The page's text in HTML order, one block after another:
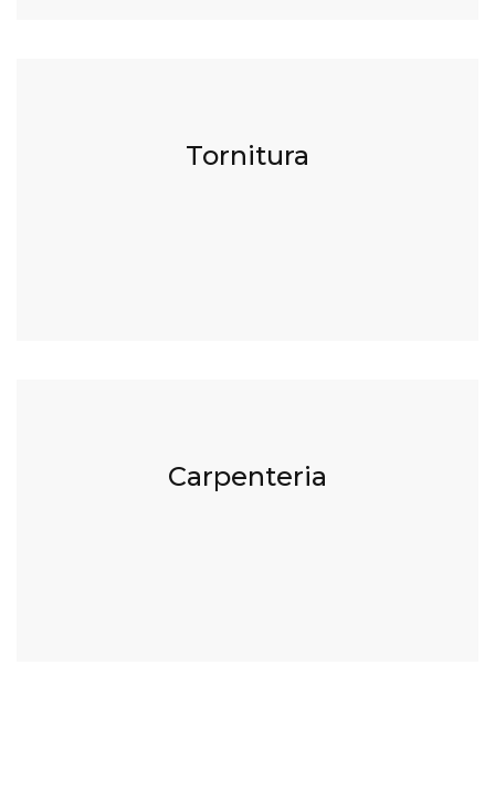
Tornitura
Carpenteria
fino a 16 Ton